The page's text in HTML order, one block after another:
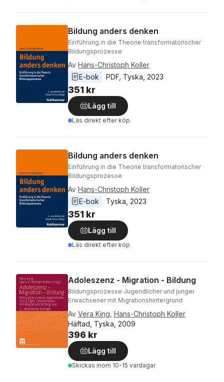
Bildung anders denken
Einführung in die Theorie transformatorischer
Bildungsprozesse
Av Hans-Christoph Koller
E-bok
PDF Tyska 2023
351 kr
Lägg till
Läs direkt efter köp
Bildung anders denken
Einführung in die Theorie transformatorischer
Bildungsprozesse
Av Hans-Christoph Koller
E-bok
Tyska 2023
351 kr
Lägg till
Läs direkt efter köp
Adoleszenz - Migration - Bildung
Bildungsprozesse Jugendlicher und junger
Erwachsener mit Migrationshintergrund
Av Vera King Hans-Christoph Koller
Häftad, Tyska, 2009
396 kr
Lägg till
Skickas inom 10-15 vardagar